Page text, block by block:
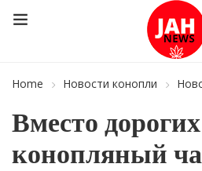
Home Новости конопли
Вместо
конопляный